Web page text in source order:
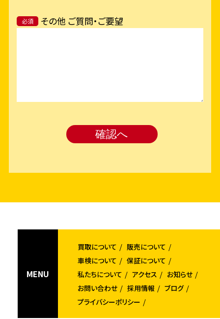
必須 その他 ご質問・ご要望
MENU
買取について
販売について
車検について
保証について
私たちについて
アクセス
お知らせ
お問い合わせ
採用情報
ブログ
プライバシーポリシー